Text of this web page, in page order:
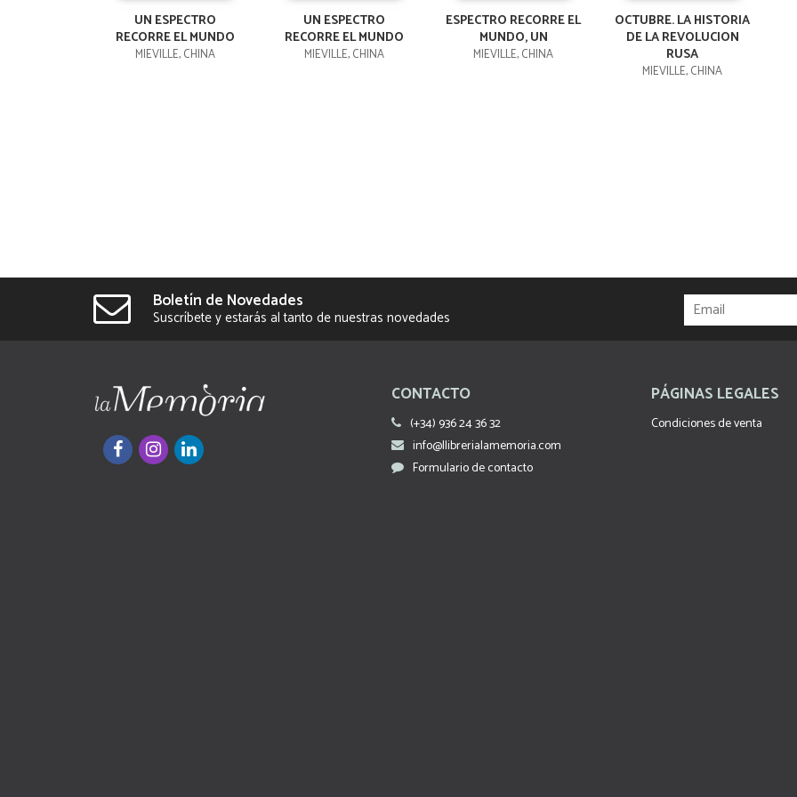
UN ESPECTRO
RECORRE EL MUNDO
MIEVILLE, CHINA
UN ESPECTRO
RECORRE EL MUNDO
MIEVILLE, CHINA
ESPECTRO RECORRE EL
MUNDO, UN
MIEVILLE, CHINA
OCTUBRE. LA HISTORIA
DE LA REVOLUCION
RUSA
MIEVILLE, CHINA
Boletín de Novedades
Suscríbete y estarás al tanto de nuestras novedades
CONTACTO
(+34) 936 24 36 32
info@llibrerialamemoria.com
Formulario de contacto
PÁGINAS LEGALES
Condiciones de venta